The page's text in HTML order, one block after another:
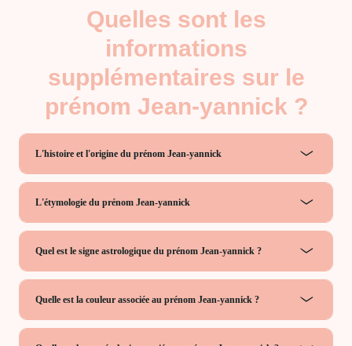
Quelles sont les
informations
supplémentaires sur le
prénom Jean-yannick ?
L'histoire et l'origine du prénom Jean-yannick
L'étymologie du prénom Jean-yannick
Quel est le signe astrologique du prénom Jean-yannick ?
Quelle est la couleur associée au prénom Jean-yannick ?